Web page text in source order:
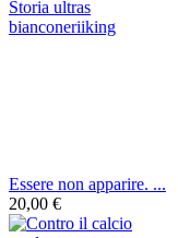
Essere non apparire. ...
20,00 €